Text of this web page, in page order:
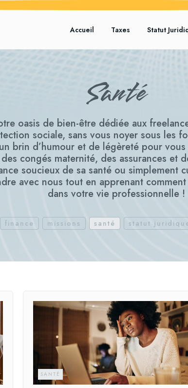
Accueil Taxes Statut
Santé
oasis de bien-être dédiée aux
sociale, sans vous noyer sous les
brin d’humour et de légèreté pour
congés maternité, des assurances et
soucieux de sa santé ou simplement
avec nous tout en apprenant
dans votre vie professionnelle !
finance missions santé statut
SANTÉ